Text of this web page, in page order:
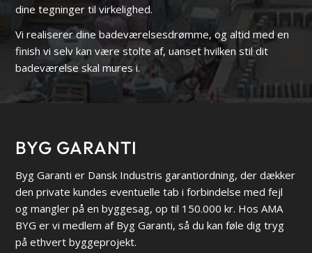
dine tegninger til virkelighed.
Vi realiserer dine badeværelsesdrømme, og altid med en
finish vi selv kan være stolte af, uanset hvilken stil dit
badeværelse skal mures i.
BYG GARANTI
Byg Garanti er Dansk Industris garantiordning, der dækker
den private kundes eventuelle tab i forbindelse med fejl
og mangler på en byggesag, op til 150.000 kr. Hos AMA
BYG er vi medlem af Byg Garanti, så du kan føle dig tryg
på ethvert byggeprojekt.